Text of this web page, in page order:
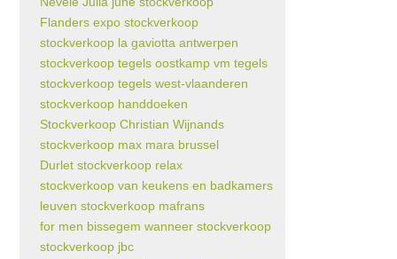
Flanders expo stockverkoop
stockverkoop la gaviotta antwerpen
stockverkoop tegels oostkamp vm tegels
stockverkoop tegels west-vlaanderen
stockverkoop handdoeken
Stockverkoop Christian Wijnands
stockverkoop max mara brussel
Durlet stockverkoop relax
stockverkoop van keukens en badkamers
leuven stockverkoop mafrans
for men bissegem wanneer stockverkoop
stockverkoop jbc